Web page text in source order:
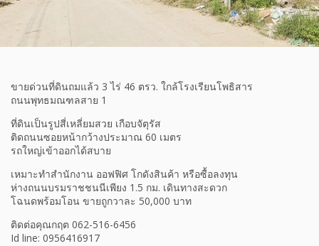
ขายด่วนที่ดินถมแล้ว 3 ไร่ 46 ตรว. ใกล้โรงเรียนโพธิสาร
ถนนพุทธมณฑลสาย 1
ที่ดินเป็นรูปสี่เหลี่ยมสวย เกือบจัตุรัส
ติดถนนซอยหน้ากว้างประมาณ 60 เมตร
รถใหญ่เข้าออกได้สบาย
เหมาะทำสำนักงาน ออฟฟิศ โกดังสินค้า หรือซื้อลงทุน
ห่างถนนบรมราชชนนีเพียง 1.5 กม. เดินทางสะดวก
โฉนดพร้อมโอน ขายถูกวาละ 50,000 บาท
ติดต่อคุณกฤต 062-516-6456
Id line: 0956416917